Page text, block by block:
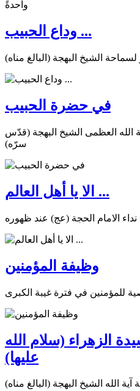
وداع الحبيب ...
الشيخ البهجة (البالغ مناه)
في حضرة الحبيب
الله العظمى الشيخ البهجة (قدّس
سرّه)
الا يا أهل العالم ...
نداء الامام الحجة (عج) عند ظهوره
وظيفة المؤمنين
للمؤمنين في فترة غيبة الكبرى
الزهراء (سلام الله
عليها)
الله الشيخ البهجة (البالغ مناه)